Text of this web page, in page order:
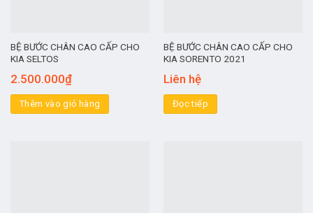
BỆ BƯỚC CHÂN CAO CẤP CHO
KIA SELTOS
2.500.000₫
Thêm vào giỏ hàng
BỆ BƯỚC CHÂN CAO CẤP CHO
KIA SORENTO 2021
Liên hệ
Đọc tiếp